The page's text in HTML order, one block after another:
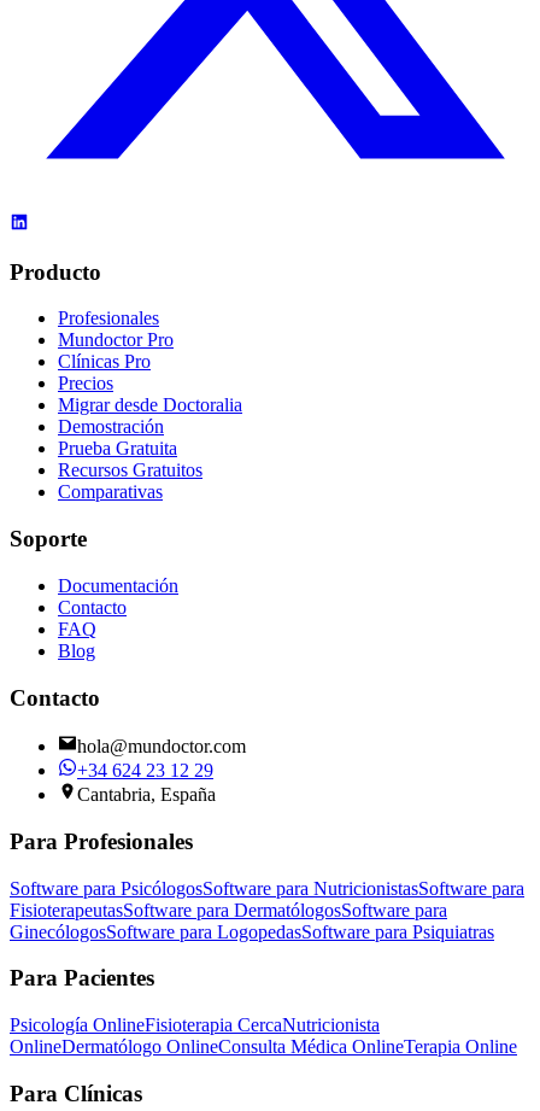
Producto
Profesionales
Mundoctor Pro
Clínicas Pro
Precios
Migrar desde Doctoralia
Demostración
Prueba Gratuita
Recursos Gratuitos
Comparativas
Soporte
Documentación
Contacto
FAQ
Blog
Contacto
hola@mundoctor.com
+34 624 23 12 29
Cantabria, España
Para Profesionales
Software para PsicólogosSoftware para NutricionistasSoftware para
FisioterapeutasSoftware para DermatólogosSoftware para
GinecólogosSoftware para LogopedasSoftware para Psiquiatras
Para Pacientes
Psicología OnlineFisioterapia CercaNutricionista
OnlineDermatólogo OnlineConsulta Médica OnlineTerapia Online
Para Clínicas